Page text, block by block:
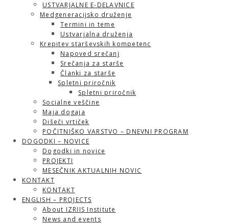
USTVARJALNE E-DELAVNICE
Medgeneracijsko druženje
Termini in teme
Ustvarjalna druženja
Krepitev starševskih kompetenc
Napoved srečanj
Srečanja za starše
Članki za starše
Spletni priročnik
Spletni priročnik
Socialne veščine
Maja dogaja
Dišeči vrtiček
POČITNIŠKO VARSTVO – DNEVNI PROGRAM
DOGODKI – NOVICE
Dogodki in novice
PROJEKTI
MESEČNIK AKTUALNIH NOVIC
KONTAKT
KONTAKT
ENGLISH – PROJECTS
About IZRIIS Institute
News and events